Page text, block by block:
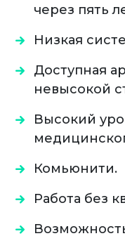
через пять
Низкая
Доступная
невысокой
Высокий
Комьюнити.
Работа без